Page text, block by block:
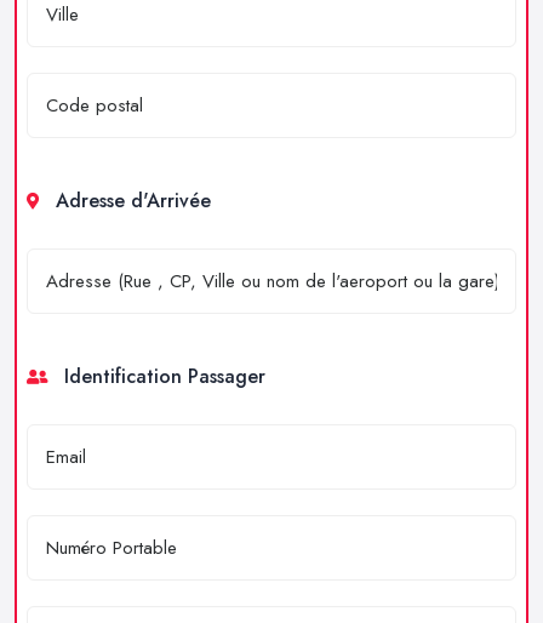
Adresse d'Arrivée
Identification Passager